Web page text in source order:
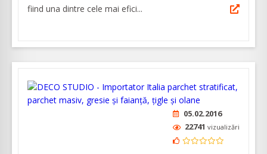
fiind una dintre cele mai efici...
05.02.2016
22741 vizualizări